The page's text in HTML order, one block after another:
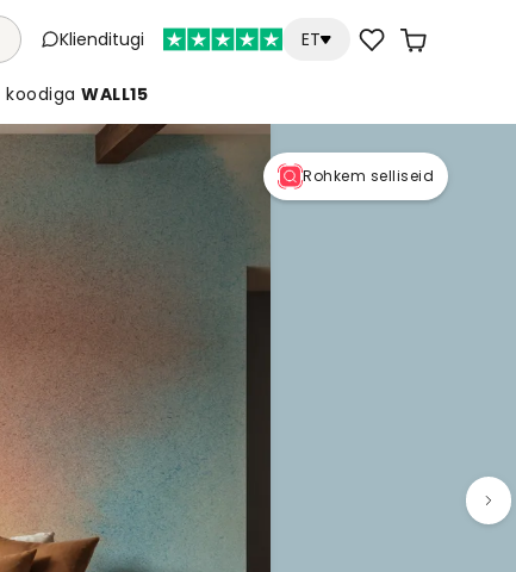
Klienditugi ET
koodiga WALL15
Rohkem selliseid